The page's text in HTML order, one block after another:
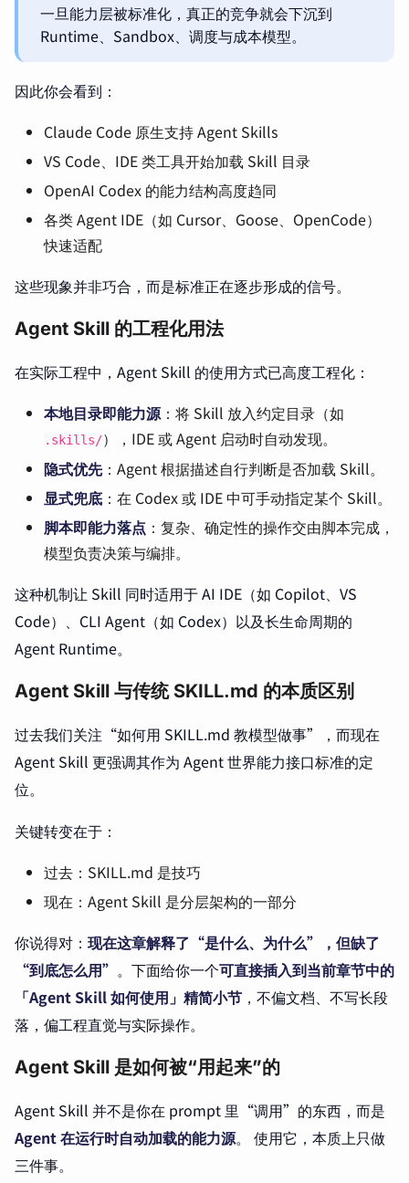
一旦能力层被标准化，真正的竞争就会下沉到
Runtime、Sandbox、调度与成本模型。
因此你会看到：
Claude Code 原生支持 Agent Skills
VS Code、IDE 类工具开始加载 Skill 目录
OpenAI Codex 的能力结构高度趋同
各类 Agent IDE（如 Cursor、Goose、OpenCode）
快速适配
这些现象并非巧合，而是标准正在逐步形成的信号。
Agent Skill 的工程化用法
在实际工程中，Agent Skill 的使用方式已高度工程化：
本地目录即能力源 ：将 Skill 放入约定目录（如
.skills/），IDE 或 Agent 启动时自动发现。
隐式优先：Agent 根据描述自行判断是否加载 Skill。
显式兜底 ：在 Codex 或 IDE 中可手动指定某个 Skill。
脚本即能力落点 ：复杂、确定性的操作交由脚本完成，
模型负责决策与编排。
这种机制让 Skill 同时适用于 AI IDE（如 Copilot、VS
Code）、CLI Agent（如 Codex）以及长生命周期的
Agent Runtime。
Agent Skill 与传统 SKILL.md 的本质区别
过去我们关注“如何用 SKILL.md 教模型做事”，而现在
Agent Skill 更强调其作为 Agent 世界能力接口标准的定
位。
关键转变在于：
过去：SKILL.md 是技巧
现在：Agent Skill 是分层架构的一部分
你说得对： 现在这章解释了“是什么、为什么”，但缺了
“到底怎么用” 。下面给你一个可直接插入到当前章节中的
「Agent Skill 如何使用」精简小节 ，不偏文档、不写长段
落，偏工程直觉与实际操作。
Agent Skill 是如何被“用起来”的
Agent Skill 并不是你在 prompt 里“调用”的东西，而是
Agent 在运行时自动加载的能力源。 使用它，本质上只做
三件事。